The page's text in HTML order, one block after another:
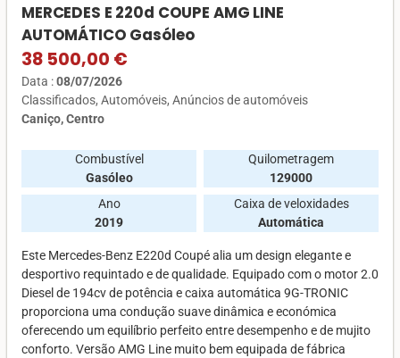
MERCEDES E 220d COUPE AMG LINE
AUTOMÁTICO Gasóleo
38 500,00 €
Data :08/07/2026
Classificados Automóveis Anúncios de automóveis
Caniço, Centro
Combustível
Gasóleo
Quilometragem
129000
Ano
2019
Caixa de veloxidades
Automática
Este Mercedes-Benz E220d Coupé alia um design elegante e
desportivo requintado e de qualidade. Equipado com o motor 2.0
Diesel de 194cv de potência e caixa automática 9G-TRONIC
proporciona uma condução suave dinâmica e económica
oferecendo um equilíbrio perfeito entre desempenho e de mujito
conforto. Versão AMG Line muito bem equipada de fábrica